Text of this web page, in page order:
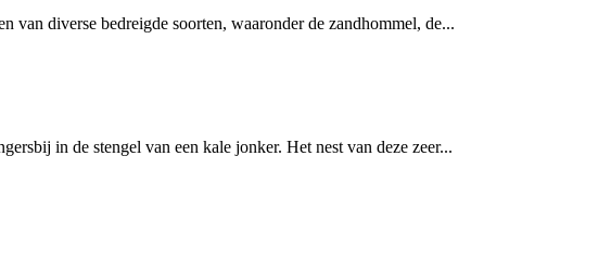
van diverse bedreigde soorten, waaronder de zandhommel, de...
in de stengel van een kale jonker. Het nest van deze zeer...